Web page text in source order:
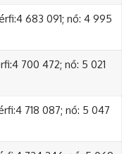
683 091; nő: 4 995
700 472; nő: 5 021
718 087; nő: 5 047